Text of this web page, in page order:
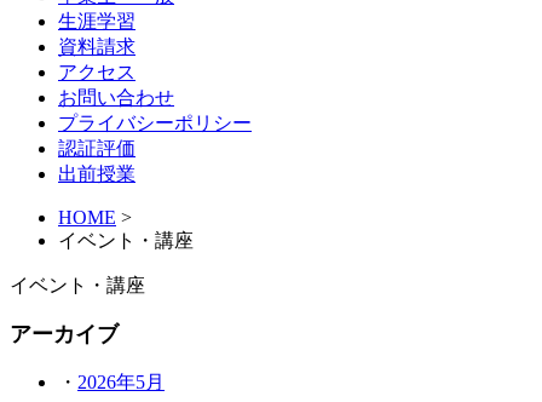
生涯学習
資料請求
アクセス
お問い合わせ
プライバシーポリシー
認証評価
出前授業
HOME >
イベント・講座
イベント・講座
アーカイブ
2026年5月